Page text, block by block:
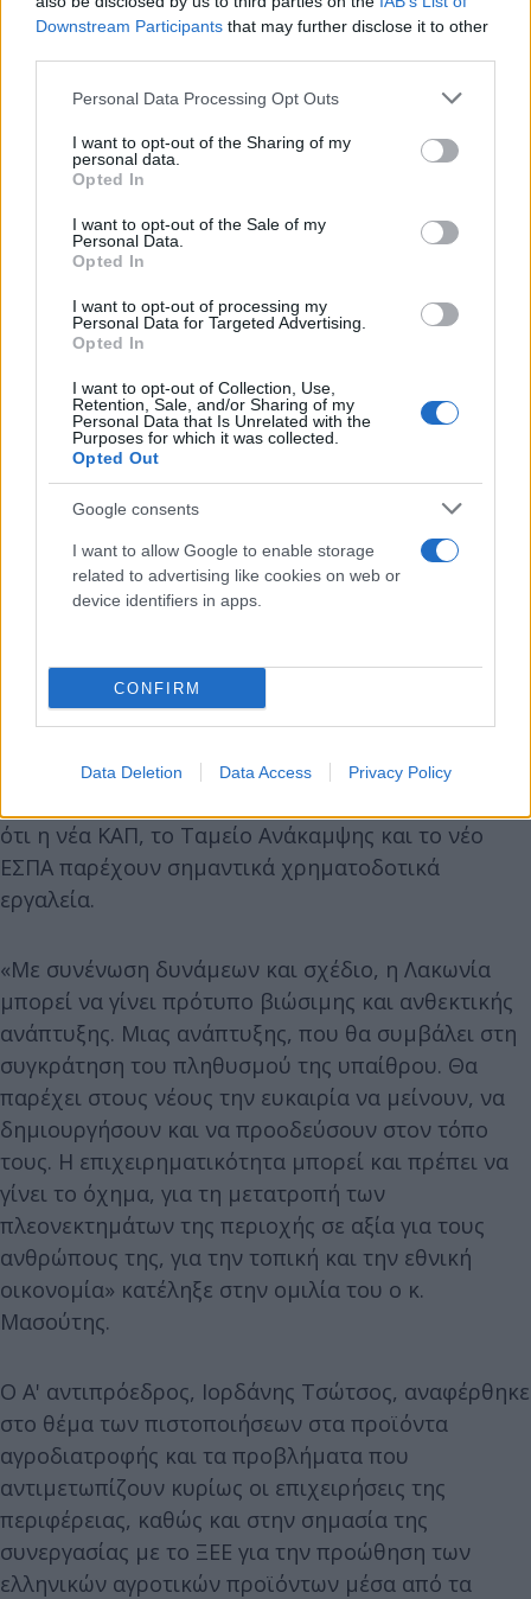
Downstream Participants that may further disclose it to other
Please note that this website/app uses one or more Google
not limited to your visit or usage behaviour. You may click to
grant or deny consent to Google and its third-party tags to
use your data for below specified purposes in below Google
consent section.
Personal Data Processing Opt Outs
I want to opt-out of the Sharing of my
personal data.
Opted In
I want to opt-out of the Sale of my
Personal Data.
Opted In
I want to opt-out of processing my
Personal Data for Targeted Advertising.
Opted In
I want to opt-out of Collection, Use,
Retention, Sale, and/or Sharing of my
Personal Data that Is Unrelated with the
Purposes for which it was collected.
Opted Out
Google consents
I want to allow Google to enable storage
related to advertising like cookies on web or
device identifiers in apps.
CONFIRM
Data Deletion Data Access Privacy Policy
έδρα την περιοχή ενώ πρόσθεσε ότι χρειάζεται η
τοπική παραγωγή να αναπτύξει ισχυρότερους
δεσμούς με τον τουρισμό, ώστε να αποτελέσει
διάρκεια της παραμονής τους στον τόπο. «Αυτό,
όπως είπε, θα συμβάλει και στην ευρύτερη
ενίσχυση της αναγνωρισιμότητας και του brand
name τους στις διεθνείς αγορές».
Ο πρόεδρος πρόσθεσε ότι χρειάζεται να υπάρξουν
κοινές πρωτοβουλίες για την ανάδειξη της
γαστρονομικής ταυτότητας του τόπου, για τη
δημιουργία τοπικών συμφώνων ποιότητας, για την
πιστοποίηση των επιχειρήσεων που αξιοποιούν
τοπικά προϊόντα κ.ά. και κυρίως, χρειάζεται ένα
εξειδικευμένο πλαίσιο κινήτρων στις τοπικές
επιχειρήσεις για την ανάπτυξη διαφορετικών
δραστηριοτήτων: π.χ. αγροδιατροφή,
αγροτουρισμός, πολιτιστικός και θρησκευτικός
Ο ίδιος σημείωσε ότι χρειάζεται, βεβαίως, και
στην ανάπτυξη των αναγκαίων υποδομών, στον
ότι η νέα ΚΑΠ, το Ταμείο Ανάκαμψης και το νέο
ΕΣΠΑ παρέχουν σημαντικά χρηματοδοτικά
εργαλεία.
«Με συνένωση δυνάμεων και σχέδιο, η Λακωνία
μπορεί να γίνει πρότυπο βιώσιμης και ανθεκτικής
ανάπτυξης. Μιας ανάπτυξης, που θα συμβάλει στη
συγκράτηση του πληθυσμού της υπαίθρου. Θα
παρέχει στους νέους την ευκαιρία να μείνουν, να
δημιουργήσουν και να προοδεύσουν στον τόπο
τους. Η επιχειρηματικότητα μπορεί και πρέπει να
γίνει το όχημα, για τη μετατροπή των
πλεονεκτημάτων της περιοχής σε αξία για τους
ανθρώπους της, για την τοπική και την εθνική
οικονομία» κατέληξε στην ομιλία του ο κ.
Μασούτης.
Ο Α' αντιπρόεδρος, Ιορδάνης Τσώτσος, αναφέρθηκε
στο θέμα των πιστοποιήσεων στα προϊόντα
αγροδιατροφής και τα προβλήματα που
αντιμετωπίζουν κυρίως οι επιχειρήσεις της
περιφέρειας, καθώς και στην σημασία της
συνεργασίας με το ΞΕΕ για την προώθηση των
ελληνικών αγροτικών προϊόντων μέσα από τα